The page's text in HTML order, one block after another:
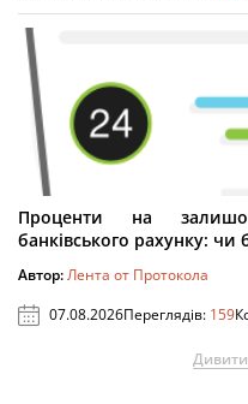
Проценти на
банківського рахунку:
Автор:Лента от Протокола
07.08.2026Переглядів: 159